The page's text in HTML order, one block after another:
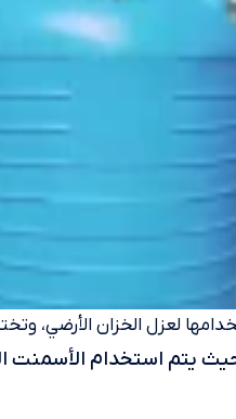
لعزل الخزان الأرضي،
يتم استخدام الأسمنت